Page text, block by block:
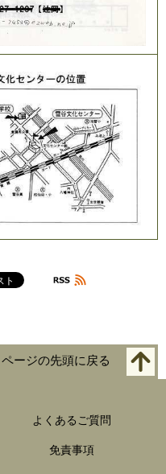
ページの先頭に戻る
よくあるご質問
免責事項